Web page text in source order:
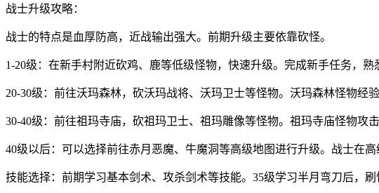
战士升级攻略：
战士的特点是血厚防高，近战输出强大。前期升级主要依靠砍怪。
1-20级：在新手村附近砍鸡、鹿等低级怪物，快速升级。完成新手任务，熟
20-30级：前往沃玛森林，砍沃玛战将、沃玛卫士等怪物。沃玛森林怪物经
30-40级：前往祖玛寺庙，砍祖玛卫士、祖玛雕像等怪物。祖玛寺庙怪物攻
40级以后：可以选择前往赤月恶魔、牛魔洞等高级地图进行升级。战士在
技能选择：前期学习基本剑术、攻杀剑术等技能。35级学习半月弯刀后，